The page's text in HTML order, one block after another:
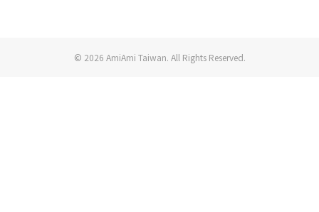
© 2026 AmiAmi Taiwan. All Rights Reserved.